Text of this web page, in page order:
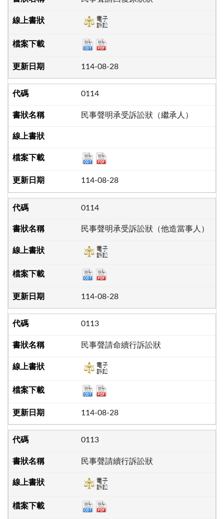
114-08-28
0114
民事聲明承受訴訟狀（繼承人）
114-08-28
0114
民事聲明承受訴訟狀（他造當事人）
114-08-28
0113
民事聲請命續行訴訟狀
114-08-28
0113
民事聲請續行訴訟狀